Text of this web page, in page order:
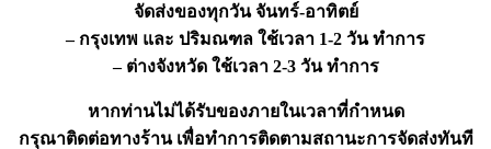
จัดส่งของทุกวัน จันทร์-อาทิตย์
– กรุงเทพ และ ปริมณฑล ใช้เวลา 1-2 วัน ทำการ
– ต่างจังหวัด ใช้เวลา 2-3 วัน ทำการ
หากท่านไม่ได้รับของภายในเวลาที่กำหนด
กรุณาติดต่อทางร้าน เพื่อทำการติดตามสถานะการจัดส่งทันที